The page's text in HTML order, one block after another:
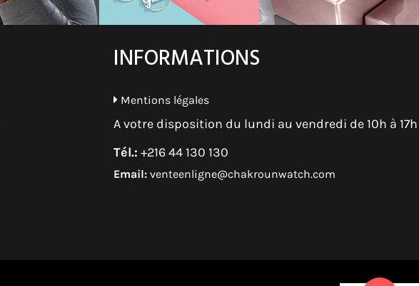
INFORMATIONS
Mentions légales
A votre disposition du lundi au vendredi de 10h à 17h
Tél.: +216 44 130 130
Email:venteenligne@chakrounwatch.com